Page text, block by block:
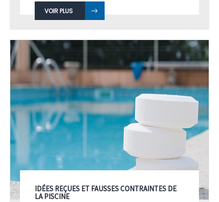
VOIR PLUS
IDÉES REÇUES ET FAUSSES CONTRAINTES DE
LA PISCINE